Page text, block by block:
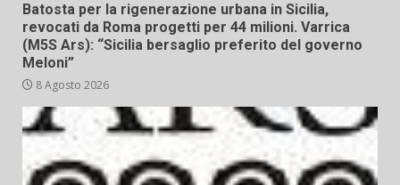
Batosta per la rigenerazione urbana in Sicilia,
revocati da Roma progetti per 44 milioni. Varrica
(M5S Ars): “Sicilia bersaglio preferito del governo
Meloni”
8 Agosto 2026